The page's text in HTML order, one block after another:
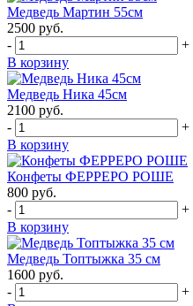
Медведь Мартин 55см
2500 руб.
-
+
В корзину
Медведь Ника 45см
2100 руб.
-
+
В корзину
Конфеты ФЕРРЕРО РОШЕ
800 руб.
-
+
В корзину
Медведь Топтыжка 35 см
1600 руб.
-
+